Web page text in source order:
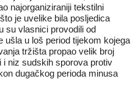
najorganiziraniji tekstilni
je uvelike bila posljedica
su vlasnici provodili od
ušla u loš period tijekom kojega
tržišta propao velik broj
i niz sudskih sporova protiv
dugačkog perioda minusa